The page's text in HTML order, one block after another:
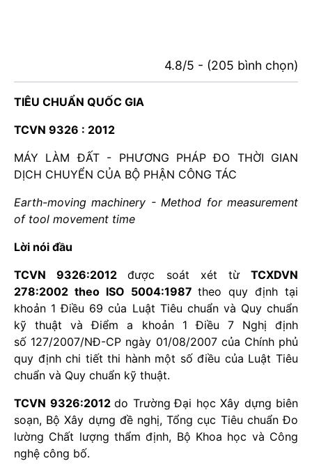
4.8/5 - (205 bình chọn)
TIÊU CHUẨN QUỐC GIA
TCVN 9326 : 2012
MÁY LÀM ĐẤT - PHƯƠNG PHÁP ĐO THỜI GIAN
DỊCH CHUYỂN CỦA BỘ PHẬN CÔNG TÁC
Earth-moving machinery - Method for measurement
of tool movement time
Lời nói đầu
TCVN 9326:2012được soát xét từTCXDVN
278:2002 theo ISO 5004:1987theo quy định tại
khoản 1 Điều 69 của Luật Tiêu chuẩn và Quy chuẩn
kỹ thuật và Điểm a khoản 1 Điều 7 Nghị định
số 127/2007/NĐ-CP ngày 01/08/2007 của Chính phủ
quy định chi tiết thi hành một số điều của Luật Tiêu
chuẩn và Quy chuẩn kỹ thuật.
TCVN 9326:2012 do Trường Đại học Xây dựng biên
soạn, Bộ Xây dựng đề nghị, Tổng cục Tiêu chuẩn Đo
lường Chất lượng thẩm định, Bộ Khoa học và Công
nghệ công bố.